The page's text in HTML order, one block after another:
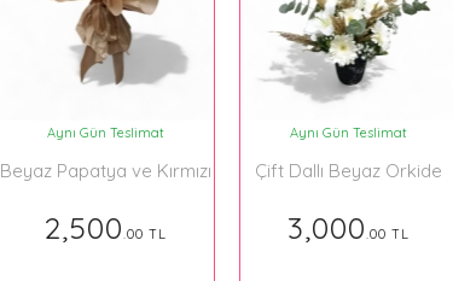
Aynı Gün Teslimat
Beyaz Papatya ve Kırmızı
2,500.00 TL
Aynı Gün Teslimat
Çift Dallı Beyaz Orkide
3,000.00 TL